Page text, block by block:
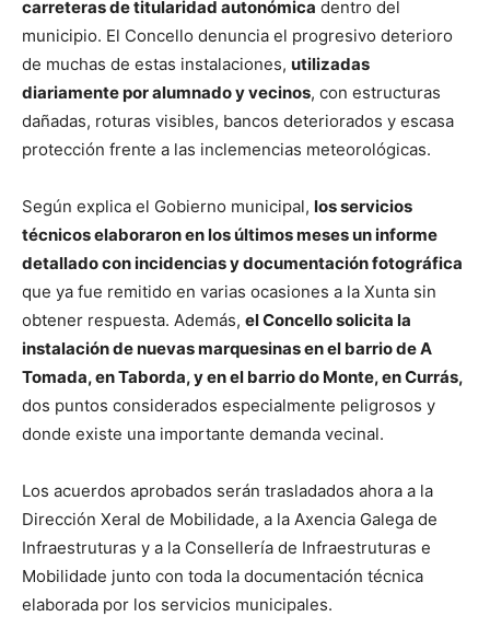
carreteras de titularidad autonómica dentro del
municipio. El Concello denuncia el progresivo deterioro
de muchas de estas instalaciones, utilizadas
diariamente por alumnado y vecinos, con estructuras
dañadas, roturas visibles, bancos deteriorados y escasa
protección frente a las inclemencias meteorológicas.
Según explica el Gobierno municipal, los servicios
técnicos elaboraron en los últimos meses un informe
detallado con incidencias y documentación fotográfica
que ya fue remitido en varias ocasiones a la Xunta sin
obtener respuesta. Además, el Concello solicita la
instalación de nuevas marquesinas en el barrio de A
Tomada, en Taborda, y en el barrio do Monte, en Currás,
dos puntos considerados especialmente peligrosos y
donde existe una importante demanda vecinal.
Los acuerdos aprobados serán trasladados ahora a la
Dirección Xeral de Mobilidade, a la Axencia Galega de
Infraestruturas y a la Consellería de Infraestruturas e
Mobilidade junto con toda la documentación técnica
elaborada por los servicios municipales.